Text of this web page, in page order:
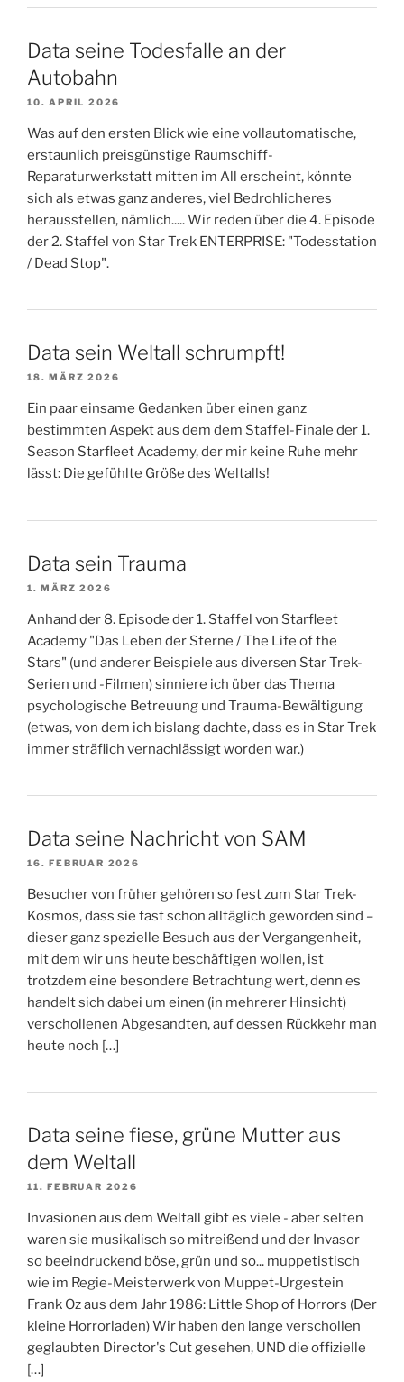
Data seine Todesfalle an der
Autobahn
10. APRIL 2026
Was auf den ersten Blick wie eine vollautomatische,
erstaunlich preisgünstige Raumschiff-
Reparaturwerkstatt mitten im All erscheint, könnte
sich als etwas ganz anderes, viel Bedrohlicheres
herausstellen, nämlich..... Wir reden über die 4. Episode
der 2. Staffel von Star Trek ENTERPRISE: "Todesstation
/ Dead Stop".
Data sein Weltall schrumpft!
18. MÄRZ 2026
Ein paar einsame Gedanken über einen ganz
bestimmten Aspekt aus dem dem Staffel-Finale der 1.
Season Starfleet Academy, der mir keine Ruhe mehr
lässt: Die gefühlte Größe des Weltalls!
Data sein Trauma
1. MÄRZ 2026
Anhand der 8. Episode der 1. Staffel von Starfleet
Academy "Das Leben der Sterne / The Life of the
Stars" (und anderer Beispiele aus diversen Star Trek-
Serien und -Filmen) sinniere ich über das Thema
psychologische Betreuung und Trauma-Bewältigung
(etwas, von dem ich bislang dachte, dass es in Star Trek
immer sträflich vernachlässigt worden war.)
Data seine Nachricht von SAM
16. FEBRUAR 2026
Besucher von früher gehören so fest zum Star Trek-
Kosmos, dass sie fast schon alltäglich geworden sind –
dieser ganz spezielle Besuch aus der Vergangenheit,
mit dem wir uns heute beschäftigen wollen, ist
trotzdem eine besondere Betrachtung wert, denn es
handelt sich dabei um einen (in mehrerer Hinsicht)
verschollenen Abgesandten, auf dessen Rückkehr man
heute noch […]
Data seine fiese, grüne Mutter aus
dem Weltall
11. FEBRUAR 2026
Invasionen aus dem Weltall gibt es viele - aber selten
waren sie musikalisch so mitreißend und der Invasor
so beeindruckend böse, grün und so... muppetistisch
wie im Regie-Meisterwerk von Muppet-Urgestein
Frank Oz aus dem Jahr 1986: Little Shop of Horrors (Der
kleine Horrorladen) Wir haben den lange verschollen
geglaubten Director's Cut gesehen, UND die offizielle
[…]